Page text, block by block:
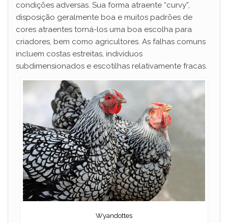
condições adversas. Sua forma atraente “curvy”,
disposição geralmente boa e muitos padrões de
cores atraentes torná-los uma boa escolha para
criadores, bem como agricultores. As falhas comuns
incluem costas estreitas, indivíduos
subdimensionados e escotilhas relativamente fracas.
Wyandottes